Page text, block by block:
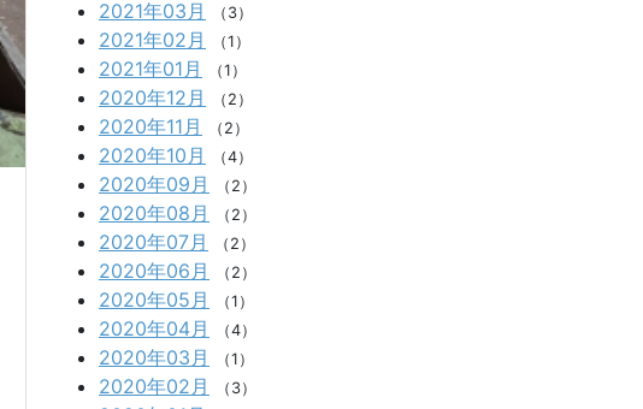
2021年03月 （3）
2021年02月 （1）
2021年01月 （1）
2020年12月 （2）
2020年11月 （2）
2020年10月 （4）
2020年09月 （2）
2020年08月 （2）
2020年07月 （2）
2020年06月 （2）
2020年05月 （1）
2020年04月 （4）
2020年03月 （1）
2020年02月 （3）